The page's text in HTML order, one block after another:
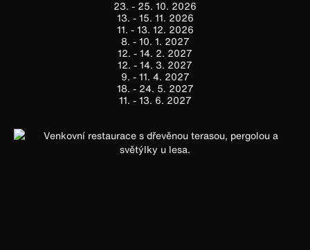
23. - 25. 10. 2026
13. - 15. 11. 2026
11. - 13. 12. 2026
8. - 10. 1. 2027
12. - 14. 2. 2027
12. - 14. 3. 2027
9. - 11. 4. 2027
18. - 24. 5. 2027
11. - 13. 6. 2027